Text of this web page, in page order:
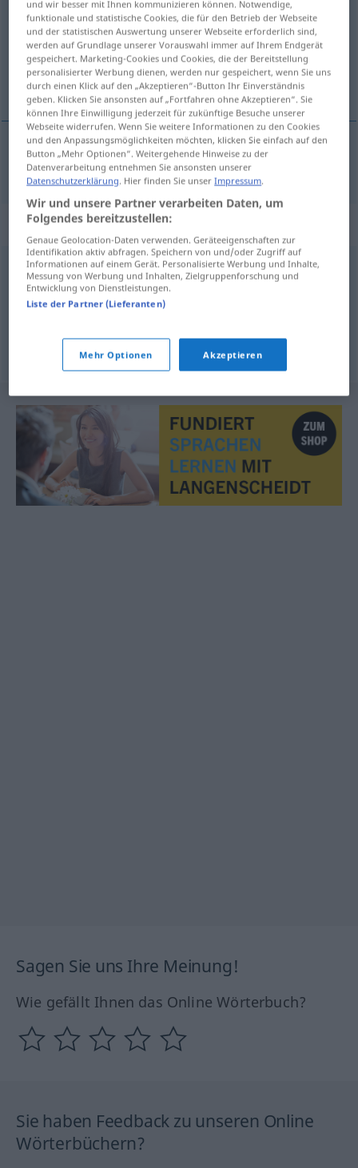
Übersicht aller Übersetzungen
(Für mehr Details die Übersetzung anklicken/antippen)
trkalište
trkalište Rennbahn
Synonyme für "Rennbahn"
Piste (ugs.)
© OpenThesaurus.de
Sagen Sie uns Ihre Meinung!
Wie gefällt Ihnen das Online Wörterbuch?
Sie haben Feedback zu unseren Online
Wörterbüchern?
und wir besser mit Ihnen kommunizieren können. Notwendige,
funktionale und statistische Cookies, die für den Betrieb der Webseite
und der statistischen Auswertung unserer Webseite erforderlich sind,
werden auf Grundlage unserer Vorauswahl immer auf Ihrem Endgerät
gespeichert. Marketing-Cookies und Cookies, die der Bereitstellung
personalisierter Werbung dienen, werden nur gespeichert, wenn Sie uns
durch einen Klick auf den „Akzeptieren“-Button Ihr Einverständnis
geben. Klicken Sie ansonsten auf „Fortfahren ohne Akzeptieren“. Sie
können Ihre Einwilligung jederzeit für zukünftige Besuche unserer
Webseite widerrufen. Wenn Sie weitere Informationen zu den Cookies
und den Anpassungsmöglichkeiten möchten, klicken Sie einfach auf den
Button „Mehr Optionen“. Weitergehende Hinweise zu der
Datenverarbeitung entnehmen Sie ansonsten unserer
Datenschutzerklärung. Hier finden Sie unserImpressum.
Wir und unsere Partner verarbeiten Daten, um
Folgendes bereitzustellen:
Genaue Geolocation-Daten verwenden. Geräteeigenschaften zur
Identifikation aktiv abfragen. Speichern von und/oder Zugriff auf
Informationen auf einem Gerät. Personalisierte Werbung und Inhalte,
Messung von Werbung und Inhalten, Zielgruppenforschung und
Entwicklung von Dienstleistungen.
Liste der Partner (Lieferanten)
Mehr Optionen Akzeptieren